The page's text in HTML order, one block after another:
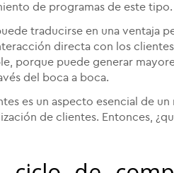
de programas de este tipo.
traducirse en una ventaja
directa con los
porque puede generar
del boca a boca.
es un aspecto esencial de
de clientes. Entonces,